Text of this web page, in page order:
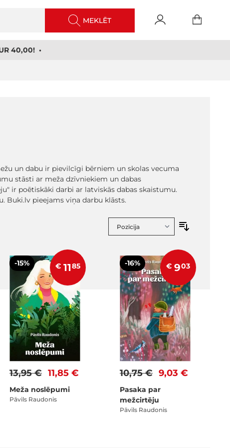
MEKLĒT
40,00! •
un dabu ir pievilcīgi bērniem un skolas vecuma
stāsti ar meža dzīvniekiem un dabas
ir poētiskāki darbi ar latviskās dabas skaistumu.
Buki.lv pieejams viņa darbu klāsts.
-15% € 1185
11,85 €
13,95 €
Meža noslēpumi
Pāvils Raudonis
-16% € 903
9,03 €
10,75 €
Pasaka par
mežcirtēju
Pāvils Raudonis